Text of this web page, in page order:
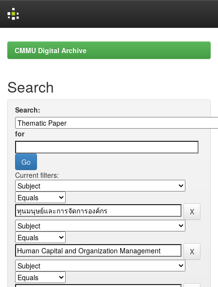
navigationCMMU Digital Archive
Search
Search:
for
Current filters: